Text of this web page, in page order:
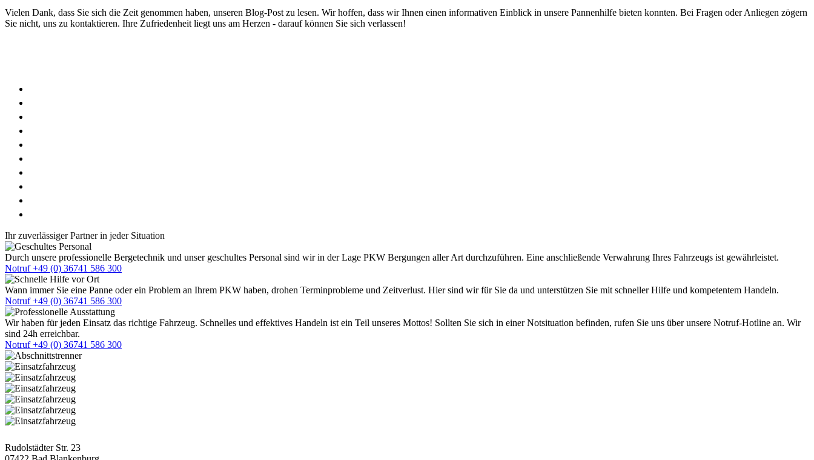
Vielen Dank, dass Sie sich die Zeit genommen haben, unseren Blog-Post zu lesen. Wir hoffen, dass wir Ihnen einen informativen Einblick in unsere Pannenhilfe bieten konnten. Bei Fragen oder Anliegen zögern
Sie nicht, uns zu kontaktieren. Ihre Zufriedenheit liegt uns am Herzen - darauf können Sie sich verlassen!
Ihr zuverlässiger Partner in jeder Situation
Durch unsere professionelle Bergetechnik und unser geschultes Personal sind wir in der Lage PKW Bergungen aller Art durchzuführen. Eine anschließende Verwahrung Ihres Fahrzeugs ist gewährleistet.
Notruf +49 (0) 36741 586 300
Wann immer Sie eine Panne oder ein Problem an Ihrem PKW haben, drohen Terminprobleme und Zeitverlust. Hier sind wir für Sie da und unterstützen Sie mit schneller Hilfe und kompetentem Handeln.
Notruf +49 (0) 36741 586 300
Wir haben für jeden Einsatz das richtige Fahrzeug. Schnelles und effektives Handeln ist ein Teil unseres Mottos! Sollten Sie sich in einer Notsituation befinden, rufen Sie uns über unsere Notruf-Hotline an. Wir
sind 24h erreichbar.
Notruf +49 (0) 36741 586 300
Rudolstädter Str. 23